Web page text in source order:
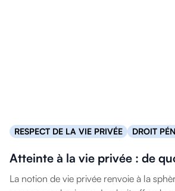
RESPECT DE LA VIE PRIVÉE DROIT
Atteinte à la vie privée : de
La notion de vie privée renvoie à la